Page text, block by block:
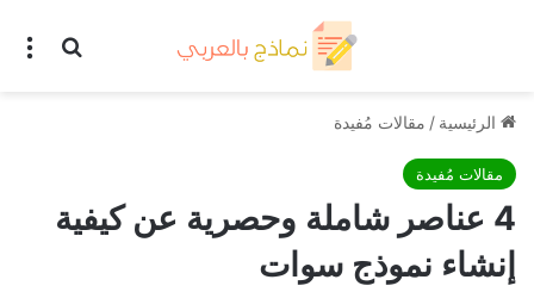
بحث
الرئيسية / مقالات مُفيدة
مقالات مُفيدة
4 عناصر شاملة وحصرية عن كيفية
إنشاء نموذج سوات